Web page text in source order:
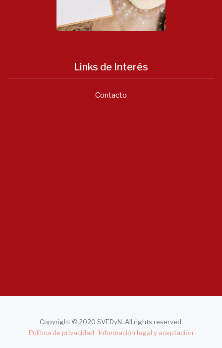
Links de Interés
Contacto
Copyright © 2020 SVEDyN. All rights reserved.
Política de privacidad · Información legal y aceptación